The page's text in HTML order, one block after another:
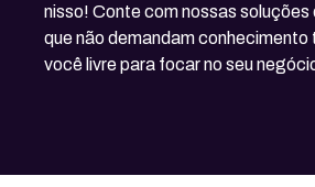
nisso! Conte com nossas soluções
que não demandam
você livre para focar no seu